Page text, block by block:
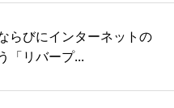
らびにインターネットの
「リバープ...